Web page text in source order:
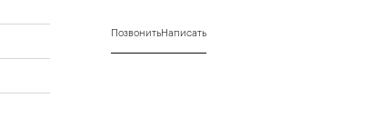
ПозвонитьНаписать